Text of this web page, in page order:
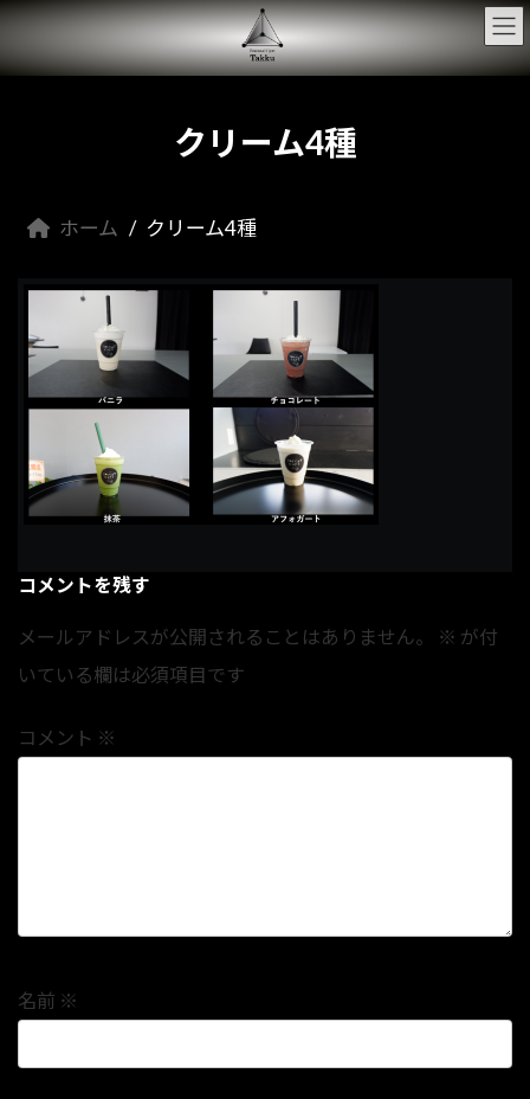
コ
テ
ナ
ゲ
クリーム4種
ホーム クリーム4種
コメントを残す
メールアドレスが公開されることはありません。 ※ が付
いている欄は必須項目です
コメント ※
名前 ※